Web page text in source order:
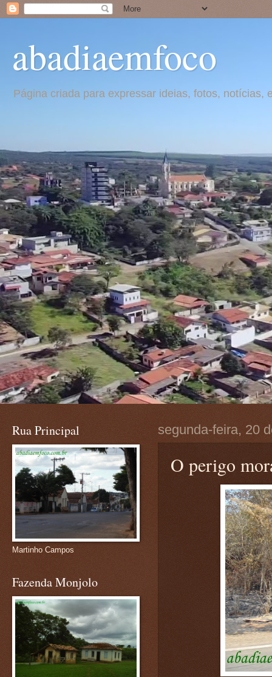
abadiaemfoco
Página criada para expressar ideias, fotos,
segunda-feira, 20
O perigo
Rua Principal
Martinho Campos
Fazenda Monjolo